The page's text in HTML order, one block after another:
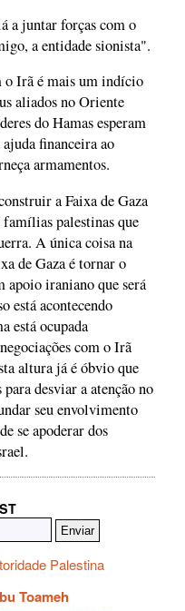
a juntar forças com o
a entidade sionista".
o Irã é mais um indício
aliados no Oriente
do Hamas esperam
financeira ao
armamentos.
a Faixa de Gaza
palestinas que
A única coisa na
de Gaza é tornar o
apoio iraniano que será
está acontecendo
está ocupada
com o Irã
altura já é óbvio que
para desviar a atenção no
seu envolvimento
se apoderar dos
Palestina
Toameh